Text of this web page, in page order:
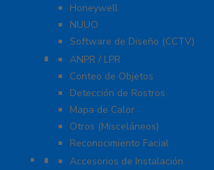
Honeywell
NUUO
Software de Diseño (CCTV)
Videoanálisis
ANPR / LPR
Conteo de Objetos
Detección de Rostros
Mapa de Calor
Otros (Misceláneos)
Reconocimiento Facial
Herramientas
Accesorios de Instalación